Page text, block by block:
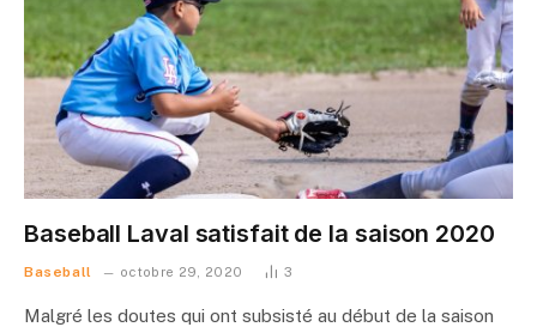
Baseball Laval satisfait de la saison 2020
Baseball octobre 29, 2020 3
Malgré les doutes qui ont subsisté au début de la saison